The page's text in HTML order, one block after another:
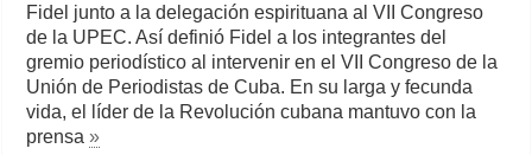
Fidel junto a la delegación espirituana al VII Congreso
de la UPEC. Así definió Fidel a los integrantes del
gremio periodístico al intervenir en el VII Congreso de la
Unión de Periodistas de Cuba. En su larga y fecunda
vida, el líder de la Revolución cubana mantuvo con la
prensa»